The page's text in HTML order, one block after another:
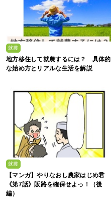
就農
地方移住して就農するには？ 具体的
な始め方とリアルな生活を解説
就農
【マンガ】やりなおし農家はじめ君
《第7話》販路を確保せよっ！（後
編）